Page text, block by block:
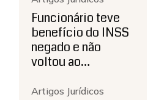
Funcionário teve
benefício do INSS
negado e não
voltou ao…
Artigos Jurídicos